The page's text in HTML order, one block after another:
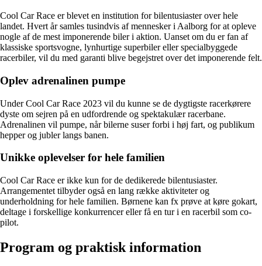
Cool Car Race er blevet en institution for bilentusiaster over hele
landet. Hvert år samles tusindvis af mennesker i Aalborg for at opleve
nogle af de mest imponerende biler i aktion. Uanset om du er fan af
klassiske sportsvogne, lynhurtige superbiler eller specialbyggede
racerbiler, vil du med garanti blive begejstret over det imponerende felt.
Oplev adrenalinen pumpe
Under Cool Car Race 2023 vil du kunne se de dygtigste racerkørere
dyste om sejren på en udfordrende og spektakulær racerbane.
Adrenalinen vil pumpe, når bilerne suser forbi i høj fart, og publikum
hepper og jubler langs banen.
Unikke oplevelser for hele familien
Cool Car Race er ikke kun for de dedikerede bilentusiaster.
Arrangementet tilbyder også en lang række aktiviteter og
underholdning for hele familien. Børnene kan fx prøve at køre gokart,
deltage i forskellige konkurrencer eller få en tur i en racerbil som co-
pilot.
Program og praktisk information